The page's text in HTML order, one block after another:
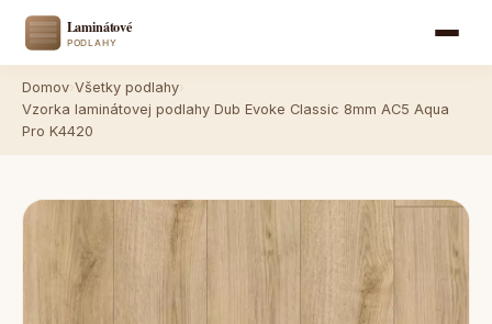
Domov Všetky podlahy
Vzorka laminátovej podlahy Dub Evoke Classic 8mm AC5 Aqua
Pro K4420